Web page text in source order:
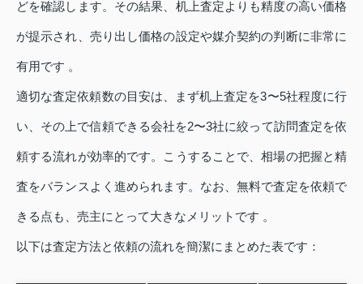
どを確認します。その結果、机上査定よりも精度の高い価格
が提示され、売り出し価格の設定や媒介契約の判断に非常に
有用です 。
適切な査定依頼数の目安は、まず机上査定を3〜5社程度に行
い、その上で信頼できる会社を2〜3社に絞って訪問査定を依
頼する流れが効率的です。こうすることで、相場の把握と精
査をバランスよく進められます。なお、無料で査定を依頼で
きる点も、売主にとって大きなメリットです 。
以下は査定方法と依頼の流れを簡潔にまとめた表です：